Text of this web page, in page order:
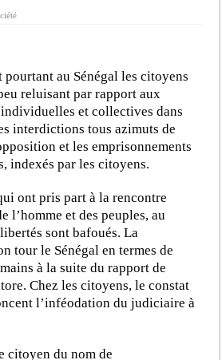
pourtant au Sénégal les citoyens
reluisant par rapport aux
et collectives dans
interdictions tous azimuts de
et les emprisonnements
indexés par les citoyens.
ont pris part à la rencontre
l’homme et des peuples, au
sont bafoués. La
tour le Sénégal en termes de
à la suite du rapport de
Chez les citoyens, le constat
l’inféodation du judiciaire à
citoyen du nom de